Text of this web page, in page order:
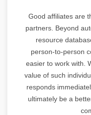
Good affiliates are
partners. Beyond
resource
person-to-person
easier to work with.
value of such
responds
ultimately be a